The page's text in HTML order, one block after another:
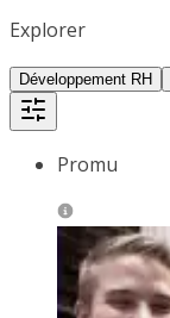
Explorer
Développement RH
Promu